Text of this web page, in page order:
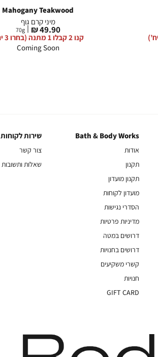
Mahogany Teakwood
מיני קרם גוף
מחיר
מוצר
49.90 ₪
70g
קנו 2 קבלו 1 מתנה (בחרו 3 יח’)
Coming Soon
Bath
Body
Works
Bath & Body Works
אודות
תקנון
תקנון מועדון
מועדון לקוחות
הסדרי נגישות
מדיניות פרטיות
דרושים במטה
דרושים בחנויות
קשרי משקיעים
חנויות
GIFT CARD
שירות
שירות לקוחות
צור קשר
שאלות ותשובות